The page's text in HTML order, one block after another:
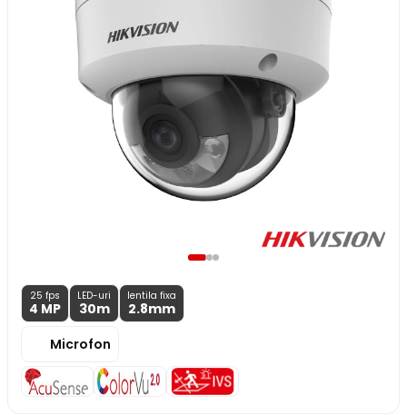
25 fps
4 MP
LED-uri
30m
lentila fixa
2.8mm
Microfon